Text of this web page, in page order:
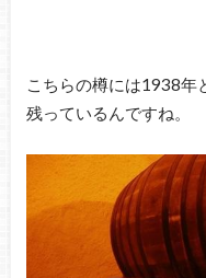
こちらの樽には1938年
残っているんですね。